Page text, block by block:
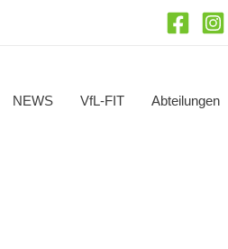
NEWS VfL-FIT Abteilungen